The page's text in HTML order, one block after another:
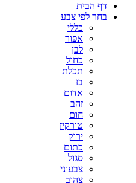
דף הבית
בחר לפי צבע
כללי
אפור
לבן
כחול
תכלת
בז
אדום
זהב
חום
טורקיז
ירוק
כתום
סגול
צבעוני
צהוב